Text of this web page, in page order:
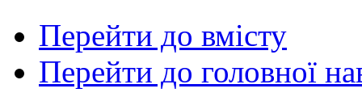
Перейти до вмісту
Перейти до головної